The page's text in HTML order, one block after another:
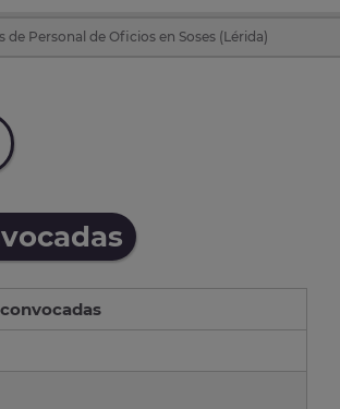
Personal de Oficios en Soses (Lérida)